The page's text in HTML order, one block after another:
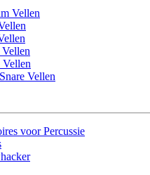
Vellen
Vellen
voor Percussie